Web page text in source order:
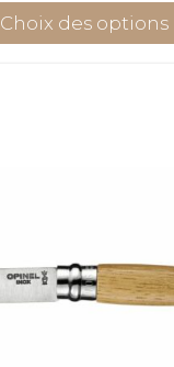
Choix des options